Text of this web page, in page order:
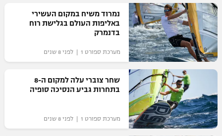
מדיניות פרטיות
תקנון פעילות ספורט 1
רשיון להקרנה פומבית לבית עסק
הצטרפות לחבילת הערוצים
לוח דרושים – ג'ובנט
אומנויות לחימה
גיימינג E-Sports
נמרוד משיח במקום העשירי
באליפות העולם בגלישת רוח
בדנמרק
מערכת ספורט 1 | לפני 8 שנים
שחר צוברי עלה למקום ה-8
בתחרות גביע הנסיכה סופיה
מערכת ספורט 1 | לפני 8 שנים